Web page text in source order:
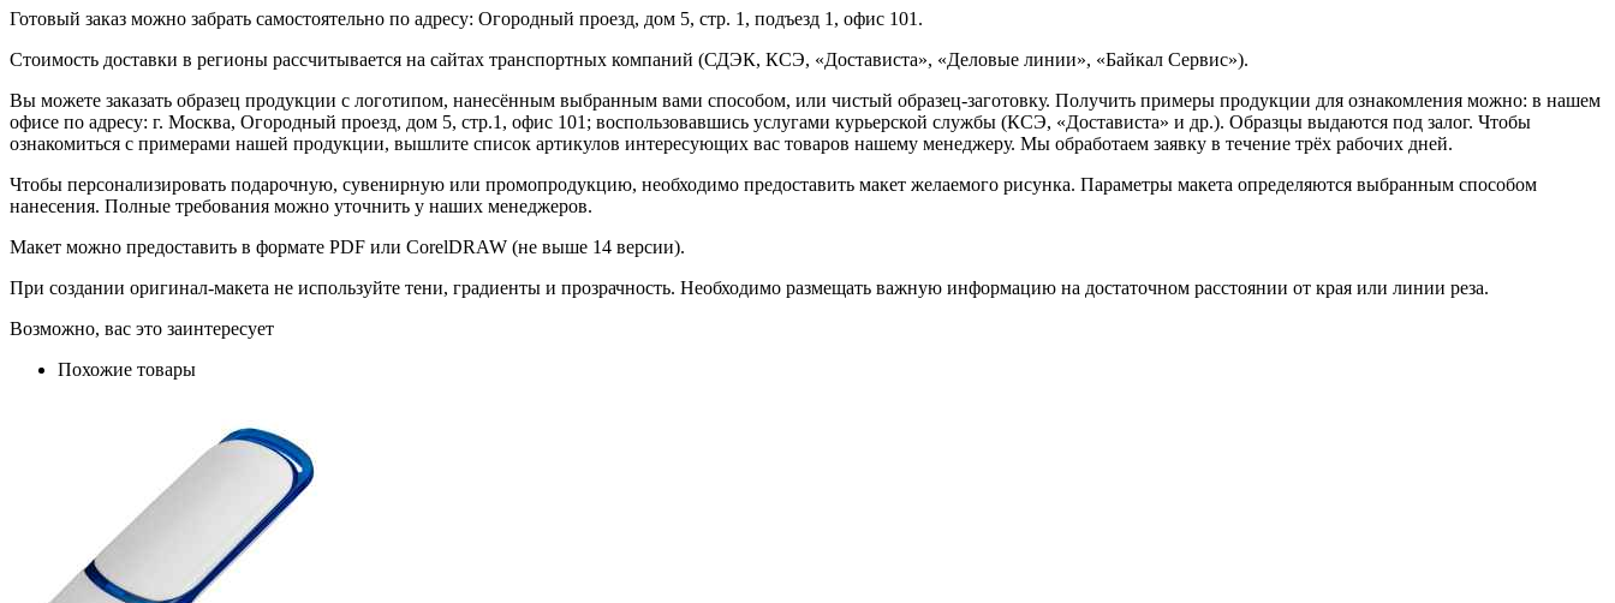
Готовый заказ можно забрать самостоятельно по адресу: Огородный проезд, дом 5, стр. 1, подъезд 1, офис 101.
Стоимость доставки в регионы рассчитывается на сайтах транспортных компаний (СДЭК, КСЭ, «Достависта», «Деловые линии», «Байкал Сервис»).
Вы можете заказать образец продукции с логотипом, нанесённым выбранным вами способом, или чистый образец-заготовку. Получить примеры продукции для ознакомления можно: в нашем
офисе по адресу: г. Москва, Огородный проезд, дом 5, стр.1, офис 101; воспользовавшись услугами курьерской службы (КСЭ, «Достависта» и др.). Образцы выдаются под залог. Чтобы
ознакомиться с примерами нашей продукции, вышлите список артикулов интересующих вас товаров нашему менеджеру. Мы обработаем заявку в течение трёх рабочих дней.
Чтобы персонализировать подарочную, сувенирную или промопродукцию, необходимо предоставить макет желаемого рисунка. Параметры макета определяются выбранным способом
нанесения. Полные требования можно уточнить у наших менеджеров.
Макет можно предоставить в формате PDF или CorelDRAW (не выше 14 версии).
При создании оригинал-макета не используйте тени, градиенты и прозрачность. Необходимо размещать важную информацию на достаточном расстоянии от края или линии реза.
Возможно, вас это заинтересует
Похожие товары